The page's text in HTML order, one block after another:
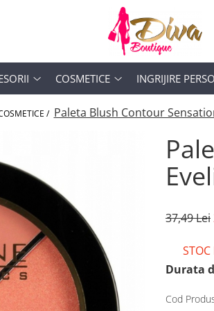
COSMETICE INGRIJIRE
/ Paleta Blush Contour
37,49 Lei
Durata
Cod